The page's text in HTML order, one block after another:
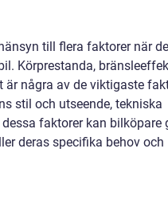
till flera faktorer när de
Körprestanda,
några av de viktigaste
stil och utseende, tekniska
faktorer kan bilköpare
deras specifika behov och